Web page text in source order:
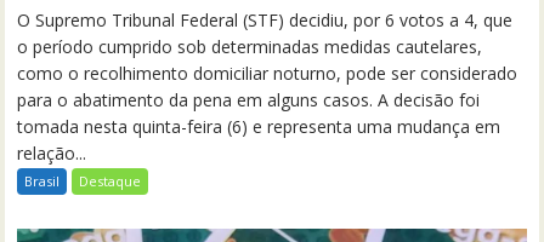
O Supremo Tribunal Federal (STF) decidiu, por 6 votos a 4, que
o período cumprido sob determinadas medidas cautelares,
como o recolhimento domiciliar noturno, pode ser considerado
para o abatimento da pena em alguns casos. A decisão foi
tomada nesta quinta-feira (6) e representa uma mudança em
relação...
Brasil Destaque